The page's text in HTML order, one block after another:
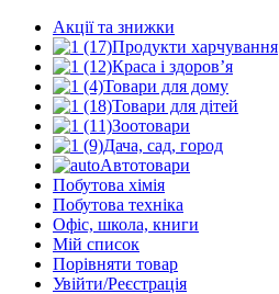
Акції та знижки
Продукти харчування
Краса і здоров’я
Товари для дому
Товари для дітей
Зоотовари
Дача, сад, город
Автотовари
Побутова хімія
Побутова техніка
Офіс, школа, книги
Мій список
Порівняти товар
Увійти/Реєстрація